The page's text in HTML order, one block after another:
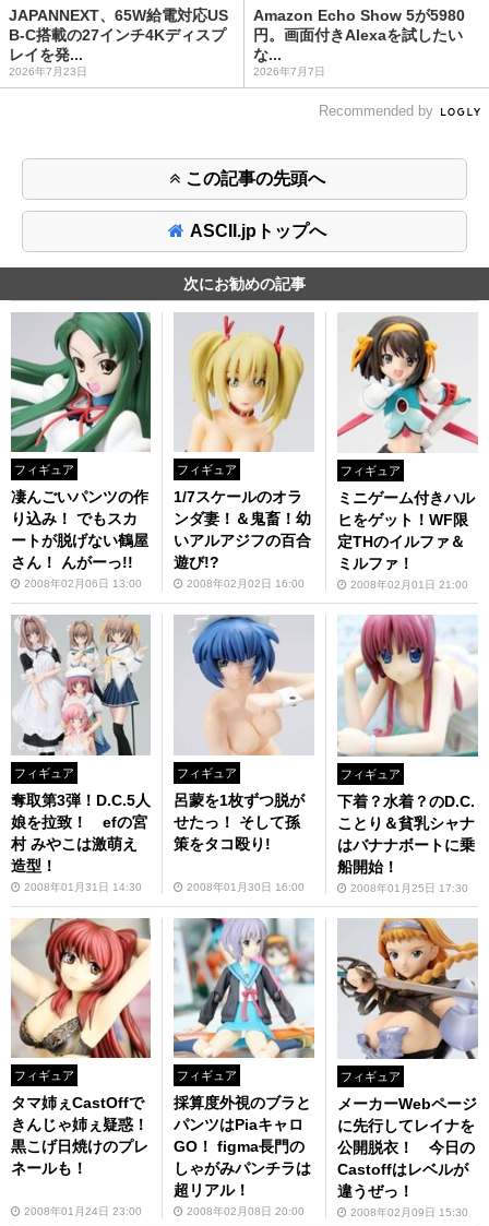
JAPANNEXT、65W給電対応US
B-C搭載の27インチ4Kディスプ
レイを発...
2026年7月23日
Amazon Echo Show 5が5980
円。画面付きAlexaを試したい
な...
2026年7月7日
Recommended by
この記事の先頭へ
ASCII.jpトップへ
次にお勧めの記事
フィギュア
凄んごいパンツの作
り込み！ でもスカ
ートが脱げない鶴屋
さん！ んがーっ!!
2008年02月06日 13:00
フィギュア
1/7スケールのオラ
ンダ妻！＆鬼畜！幼
いアルアジフの百合
遊び!?
2008年02月02日 16:00
フィギュア
ミニゲーム付きハル
ヒをゲット！WF限
定THのイルファ＆
ミルファ！
2008年02月01日 21:00
フィギュア
奪取第3弾！D.C.5人
娘を拉致！ efの宮
村 みやこは激萌え
造型！
2008年01月31日 14:30
フィギュア
呂蒙を1枚ずつ脱が
せたっ！ そして孫
策をタコ殴り!
2008年01月30日 16:00
フィギュア
下着？水着？のD.C.
ことり＆貧乳シャナ
はバナナボートに乗
船開始！
2008年01月25日 17:30
フィギュア
タマ姉ぇCastOffで
きんじゃ姉ぇ疑惑！
黒こげ日焼けのプレ
ネールも！
2008年01月24日 23:00
フィギュア
採算度外視のブラと
パンツはPiaキャロ
GO！ figma長門の
しゃがみパンチラは
超リアル！
2008年02月08日 20:00
フィギュア
メーカーWebページ
に先行してレイナを
公開脱衣！ 今日の
Castoffはレベルが
違うぜっ！
2008年02月09日 15:30